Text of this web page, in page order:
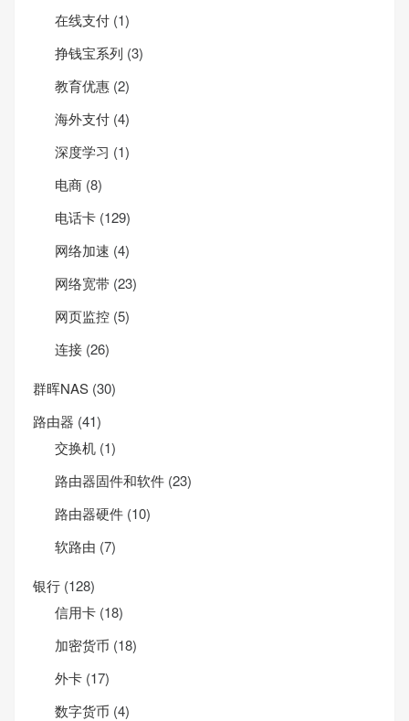
在线支付 (1)
挣钱宝系列 (3)
教育优惠 (2)
海外支付 (4)
深度学习 (1)
电商 (8)
电话卡 (129)
网络加速 (4)
网络宽带 (23)
网页监控 (5)
连接 (26)
群晖NAS (30)
路由器 (41)
交换机 (1)
路由器固件和软件 (23)
路由器硬件 (10)
软路由 (7)
银行 (128)
信用卡 (18)
加密货币 (18)
外卡 (17)
数字货币 (4)